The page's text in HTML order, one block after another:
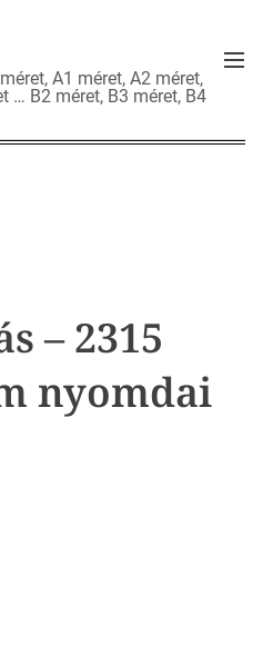
A1 méret, A2 méret,
… B2 méret, B3 méret, B4
M
– 2315
nyomdai